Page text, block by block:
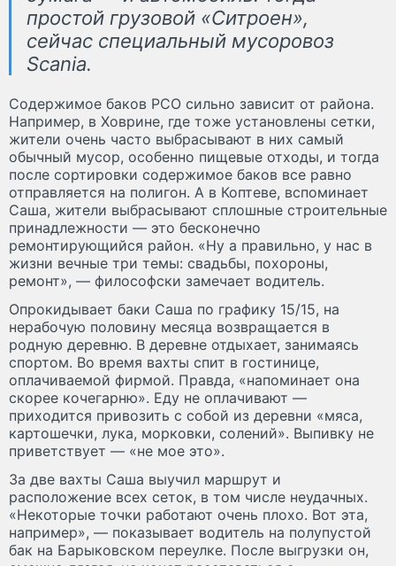
простой грузовой «Ситроен»,
сейчас специальный мусоровоз
Scania.
Содержимое баков РСО сильно зависит от района.
Например, в Ховрине, где тоже установлены сетки,
жители очень часто выбрасывают в них самый
обычный мусор, особенно пищевые отходы, и тогда
после сортировки содержимое баков все равно
отправляется на полигон. А в Коптеве, вспоминает
Саша, жители выбрасывают сплошные строительные
принадлежности — это бесконечно
ремонтирующийся район. «Ну а правильно, у нас в
жизни вечные три темы: свадьбы, похороны,
ремонт», — философски замечает водитель.
Опрокидывает баки Саша по графику 15/15, на
нерабочую половину месяца возвращается в
родную деревню. В деревне отдыхает, занимаясь
спортом. Во время вахты спит в гостинице,
оплачиваемой фирмой. Правда, «напоминает она
скорее кочегарню». Еду не оплачивают —
приходится привозить с собой из деревни «мяса,
картошечки, лука, морковки, солений». Выпивку не
приветствует — «не мое это».
За две вахты Саша выучил маршрут и
расположение всех сеток, в том числе неудачных.
«Некоторые точки работают очень плохо. Вот эта,
например», — показывает водитель на полупустой
бак на Барыковском переулке. После выгрузки он,